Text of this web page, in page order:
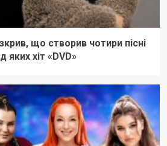
що створив чотири пісні
хіт «DVD»